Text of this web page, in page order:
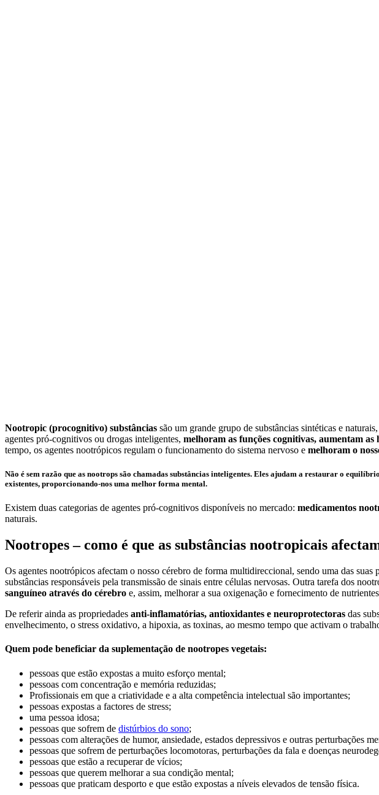
Nootropic (procognitivo) substâncias são um grande grupo de substâncias sintéticas e
agentes pró-cognitivos ou drogas inteligentes, melhoram as funções cognitivas, aumentam as
tempo, os agentes nootrópicos regulam o funcionamento do sistema nervoso e melhoram o
Não é sem razão que as nootrops são chamadas substâncias inteligentes. Eles ajudam a restaurar o
existentes, proporcionando-nos uma melhor forma mental.
Existem duas categorias de agentes pró-cognitivos disponíveis no mercado: medicamentos
naturais.
Nootropes – como é que as substâncias nootropicais
Os agentes nootrópicos afectam o nosso cérebro de forma multidireccional, sendo uma das suas
substâncias responsáveis pela transmissão de sinais entre células nervosas. Outra tarefa dos
sanguíneo através do cérebro e, assim, melhorar a sua oxigenação e fornecimento de
De referir ainda as propriedades anti-inflamatórias, antioxidantes e neuroprotectoras das
envelhecimento, o stress oxidativo, a hipoxia, as toxinas, ao mesmo tempo que activam o
Quem pode beneficiar da suplementação de nootropes vegetais:
pessoas que estão expostas a muito esforço mental;
pessoas com concentração e memória reduzidas;
Profissionais em que a criatividade e a alta competência intelectual são importantes;
pessoas expostas a factores de stress;
uma pessoa idosa;
pessoas que sofrem de distúrbios do sono;
pessoas com alterações de humor, ansiedade, estados depressivos e outras perturbações
pessoas que sofrem de perturbações locomotoras, perturbações da fala e doenças
pessoas que estão a recuperar de vícios;
pessoas que querem melhorar a sua condição mental;
pessoas que praticam desporto e que estão expostas a níveis elevados de tensão física.